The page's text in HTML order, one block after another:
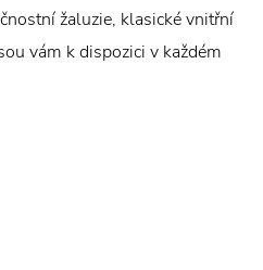
žaluzie, klasické vnitřní
vám k dispozici v každém